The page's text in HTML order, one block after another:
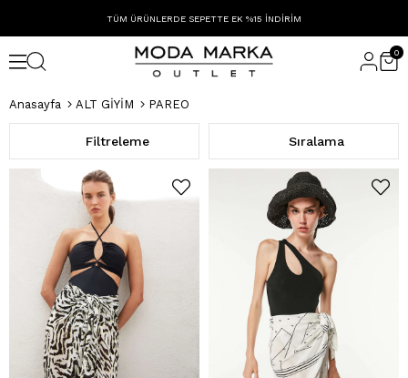
TÜM ÜRÜNLERDE SEPETTE EK %15 İNDİRİM
0
Anasayfa ALT GİYİM PAREO
Filtreleme Sıralama